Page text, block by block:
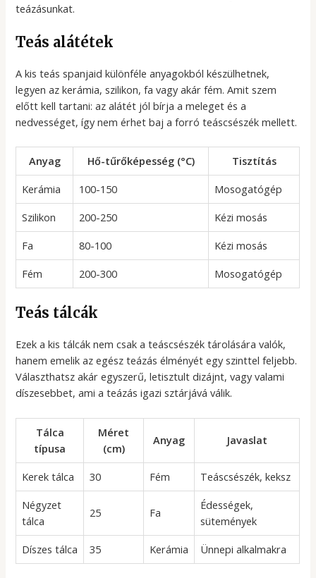
teázásunkat.
Teás alátétek
A kis teás spanjaid különféle anyagokból készülhetnek,
legyen az kerámia, szilikon, fa vagy akár fém. Amit szem
előtt kell tartani: az alátét jól bírja a meleget és a
nedvességet, így nem érhet baj a forró teáscsészék mellett.
Anyag Hő-tűrőképesség (°C)
Tisztítás
Kerámia
100-150
Mosogatógép
Szilikon
200-250
Kézi mosás
Fa
80-100
Kézi mosás
Fém
200-300 Mosogatógép
Teás tálcák
Ezek a kis tálcák nem csak a teáscsészék tárolására valók,
hanem emelik az egész teázás élményét egy szinttel feljebb.
Választhatsz akár egyszerű, letisztult dizájnt, vagy valami
díszesebbet, ami a teázás igazi sztárjává válik.
Tálca
típusa
Méret
(cm)
Anyag Javaslat
Kerek tálca 30 Fém
Teáscsészék, keksz
Négyzet
tálca
25 Fa
Édességek,
sütemények
Díszes tálca
35 Kerámia Ünnepi alkalmakra